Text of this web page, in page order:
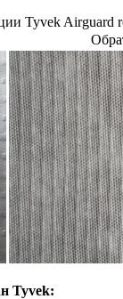
Tyvek Airguard
Tyvek: